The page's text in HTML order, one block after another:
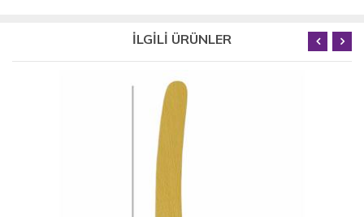
İLGİLİ ÜRÜNLER